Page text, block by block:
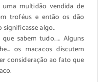
multidão vendida de
troféus e então os dão
significasse algo..
sabem tudo….. Alguns
os macacos discutem
consideração ao fato que